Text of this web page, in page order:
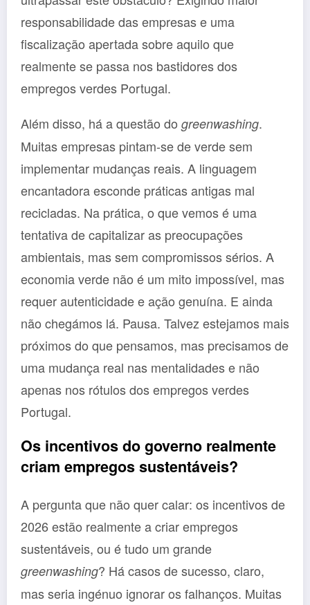
responsabilidade das empresas e uma
fiscalização apertada sobre aquilo que
realmente se passa nos bastidores dos
empregos verdes Portugal.
Além disso, há a questão do greenwashing.
Muitas empresas pintam-se de verde sem
implementar mudanças reais. A linguagem
encantadora esconde práticas antigas mal
recicladas. Na prática, o que vemos é uma
tentativa de capitalizar as preocupações
ambientais, mas sem compromissos sérios. A
economia verde não é um mito impossível, mas
requer autenticidade e ação genuína. E ainda
não chegámos lá. Pausa. Talvez estejamos mais
próximos do que pensamos, mas precisamos de
uma mudança real nas mentalidades e não
apenas nos rótulos dos empregos verdes
Portugal.
Os incentivos do governo realmente
criam empregos sustentáveis?
A pergunta que não quer calar: os incentivos de
2026 estão realmente a criar empregos
sustentáveis, ou é tudo um grande
greenwashing? Há casos de sucesso, claro,
mas seria ingénuo ignorar os falhanços. Muitas